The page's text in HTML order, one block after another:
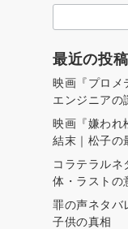
最近の投稿
映画『プロメ
エンジニアの
映画『嫌われ
結末｜松子の
コラテラルネ
体・ラストの
罪の声ネタバ
子供の真相